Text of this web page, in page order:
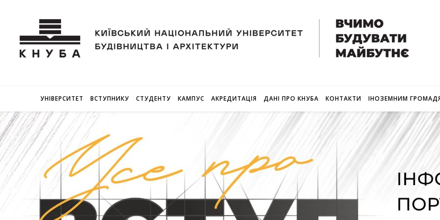
УНІВЕРСИТЕТ ВСТУПНИКУ СТУДЕНТУ КАМПУС АКРЕДИТАЦІЯ ДАНІ ПРО КНУБА КОНТАКТИ ІНОЗЕМНИМ